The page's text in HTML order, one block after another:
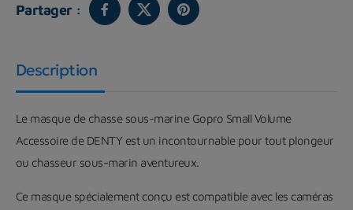
Partager :
Description
Le masque de chasse sous-marine Gopro Small Volume
Accessoire de DENTY est un incontournable pour tout plongeur
ou chasseur sous-marin aventureux.
Ce masque spécialement conçu est compatible avec les caméras